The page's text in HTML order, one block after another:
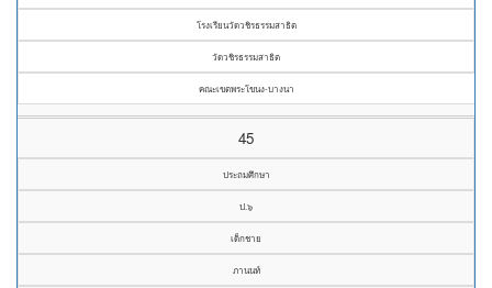
โรงเรียนวัดวชิรธรรมสาธิต
วัดวชิรธรรมสาธิต
คณะเขตพระโขนง-บางนา
45
ประถมศึกษา
ป.๖
เด็กชาย
ภานนท์